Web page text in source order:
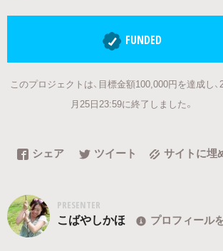
FUNDED
このプロジェクトは、目標金額100,000円を達成し
月25日23:59に終了しました。
シェア ツイート サイトに埋
PRESENTER
こばやしかほ プロフィール